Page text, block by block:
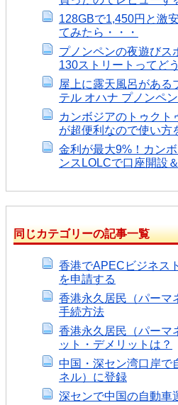
128GBで1,450円と激
てみたら・・・
プノンペンの夜遊びス
130ストリートってど
屋上に露天風呂がある
テル オハナ プノンペ
カンボジアのトゥクト
が超便利なので使い方
金利が最大9%！カン
ンスLOLCで口座開設
同じカテゴリーの記事一覧
香港でAPECビジネス
を申請する
香港永久居民（パーマ
手続方法
香港永久居民（パーマ
ット・デメリットは？
中国・深セン湾口岸で
ネル）に登録
深センで中国の自動車